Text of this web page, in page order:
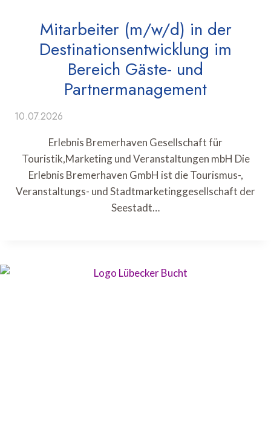
Mitarbeiter (m/w/d) in der
Destinationsentwicklung im
Bereich Gäste- und
Partnermanagement
10.07.2026
Erlebnis Bremerhaven Gesellschaft für
Touristik,Marketing und Veranstaltungen mbH Die
Erlebnis Bremerhaven GmbH ist die Tourismus-,
Veranstaltungs- und Stadtmarketinggesellschaft der
Seestadt…